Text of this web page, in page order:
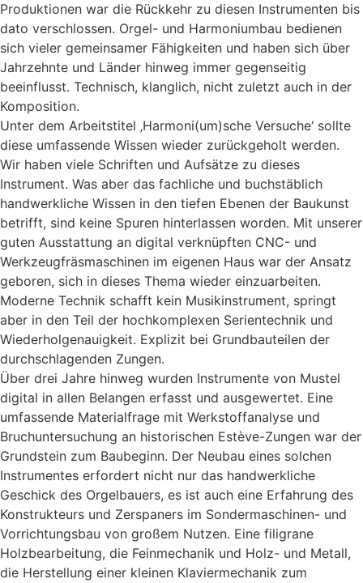
Produktionen war die Rückkehr zu diesen Instrumenten bis
dato verschlossen. Orgel- und Harmoniumbau bedienen
sich vieler gemeinsamer Fähigkeiten und haben sich über
Jahrzehnte und Länder hinweg immer gegenseitig
beeinflusst. Technisch, klanglich, nicht zuletzt auch in der
Komposition.
Unter dem Arbeitstitel ‚Harmoni(um)sche Versuche‘ sollte
diese umfassende Wissen wieder zurückgeholt werden.
Wir haben viele Schriften und Aufsätze zu dieses
Instrument. Was aber das fachliche und buchstäblich
handwerkliche Wissen in den tiefen Ebenen der Baukunst
betrifft, sind keine Spuren hinterlassen worden. Mit unserer
guten Ausstattung an digital verknüpften CNC- und
Werkzeugfräsmaschinen im eigenen Haus war der Ansatz
geboren, sich in dieses Thema wieder einzuarbeiten.
Moderne Technik schafft kein Musikinstrument, springt
aber in den Teil der hochkomplexen Serientechnik und
Wiederholgenauigkeit. Explizit bei Grundbauteilen der
durchschlagenden Zungen.
Über drei Jahre hinweg wurden Instrumente von Mustel
digital in allen Belangen erfasst und ausgewertet. Eine
umfassende Materialfrage mit Werkstoffanalyse und
Bruchuntersuchung an historischen Estève-Zungen war der
Grundstein zum Baubeginn. Der Neubau eines solchen
Instrumentes erfordert nicht nur das handwerkliche
Geschick des Orgelbauers, es ist auch eine Erfahrung des
Konstrukteurs und Zerspaners im Sondermaschinen- und
Vorrichtungsbau von großem Nutzen. Eine filigrane
Holzbearbeitung, die Feinmechanik und Holz- und Metall,
die Herstellung einer kleinen Klaviermechanik zum